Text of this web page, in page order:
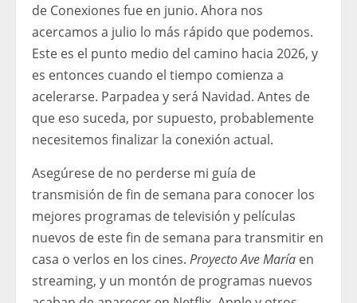
de Conexiones fue en junio. Ahora nos
acercamos a julio lo más rápido que podemos.
Este es el punto medio del camino hacia 2026, y
es entonces cuando el tiempo comienza a
acelerarse. Parpadea y será Navidad. Antes de
que eso suceda, por supuesto, probablemente
necesitemos finalizar la conexión actual.
Asegúrese de no perderse mi guía de
transmisión de fin de semana para conocer los
mejores programas de televisión y películas
nuevos de este fin de semana para transmitir en
casa o verlos en los cines. Proyecto Ave María en
streaming, y un montón de programas nuevos